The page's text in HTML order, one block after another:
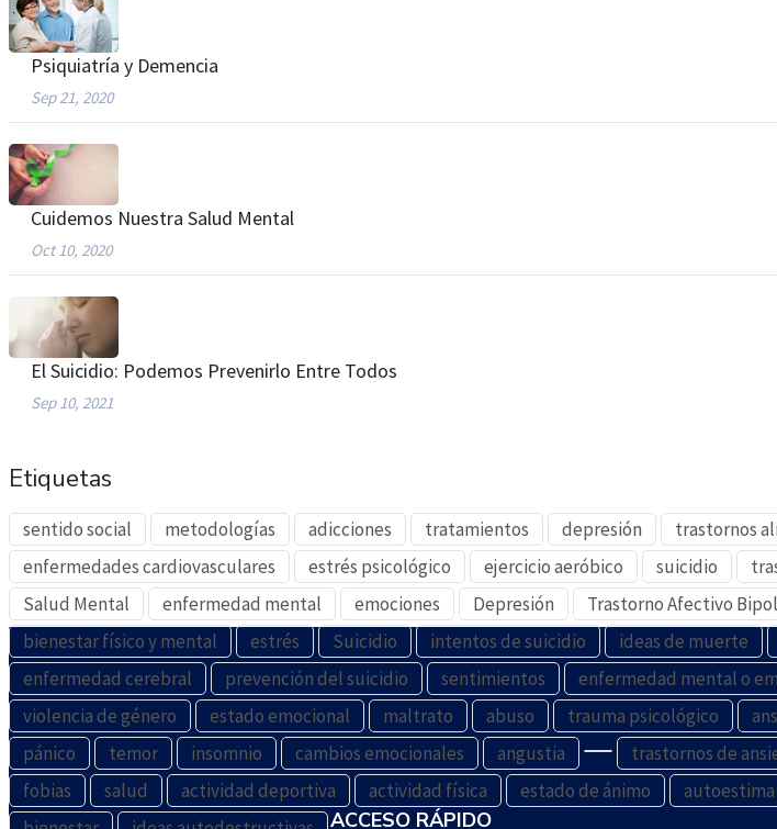
Psiquiatría y Demencia
Sep 21, 2020
Cuidemos Nuestra Salud Mental
Oct 10, 2020
El Suicidio: Podemos Prevenirlo Entre Todos
Sep 10, 2021
Etiquetas
sentido social metodologías adicciones tratamientos depresión trastornos
enfermedades cardiovasculares
estrés psicológico ejercicio aeróbico suicidio
Salud Mental
enfermedad mental emociones Depresión Trastorno Afectivo
bienestar físico y mental
estrés Suicidio intentos de suicidio ideas de muerte
enfermedad cerebral
prevención del suicidio sentimientos enfermedad mental o
violencia de género
estado emocional maltrato abuso trauma psicológico
pánico
temor insomnio cambios emocionales angustia trastornos de
fobias
salud actividad deportiva actividad física estado de ánimo autoestima
ACCESO RÁPIDO